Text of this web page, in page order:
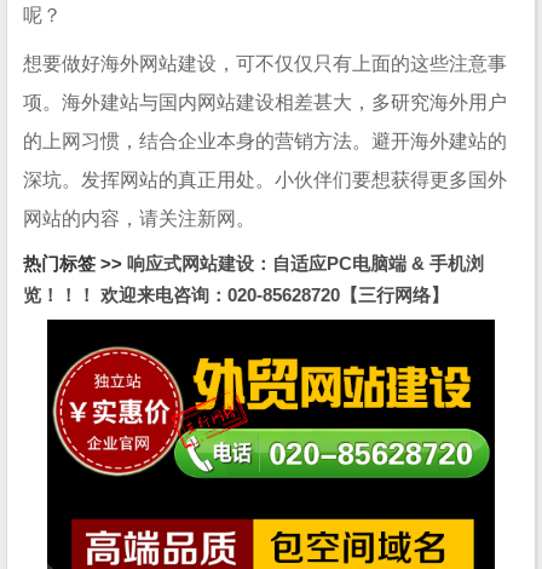
呢？
想要做好海外网站建设，可不仅仅只有上面的这些注意事
项。海外建站与国内网站建设相差甚大，多研究海外用户
的上网习惯，结合企业本身的营销方法。避开海外建站的
深坑。发挥网站的真正用处。小伙伴们要想获得更多国外
网站的内容，请关注新网。
热门标签 >> 响应式网站建设：自适应PC电脑端 & 手机浏
览！！！ 欢迎来电咨询：020-85628720【三行网络】